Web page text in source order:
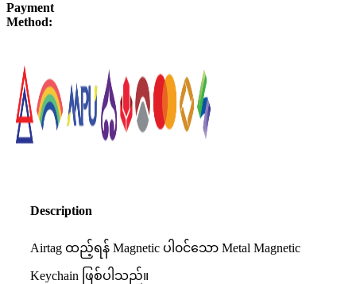
Payment
Method:
Description
Airtag ထည့်ရန် Magnetic ပါ၀င်သော Metal Magnetic
Keychain ဖြစ်ပါသည်။